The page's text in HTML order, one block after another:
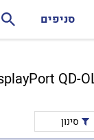
סניפים
סינון